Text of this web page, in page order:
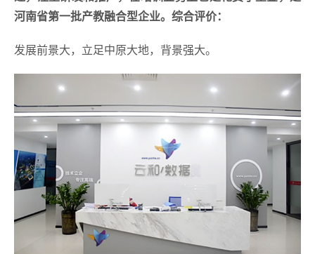
河南省第一批产教融合型企业。 综合评价：
发展前景大，立足中原大地，背景强大。